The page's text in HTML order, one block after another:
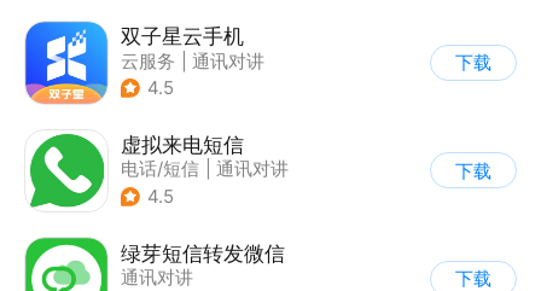
双子星云手机
云服务
通讯对讲
4.5
下载
虚拟来电短信
电话/短信
通讯对讲
4.5
下载
绿芽短信转发微信
通讯对讲
下载